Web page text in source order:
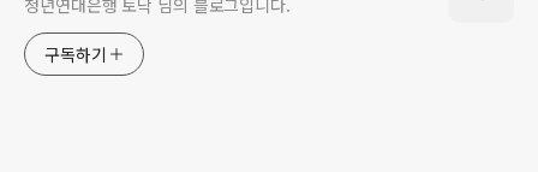
청년연대은행 토닥 님의 블로그입니다.
구독하기